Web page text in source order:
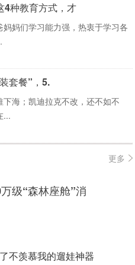
4种教育方式，才
妈妈们学习能力强，热衷于学习各
套餐”，5.
下海；凯迪拉克不改，还不如不
...
更多
级“森林座舱”消
不羡慕我的遛娃神器